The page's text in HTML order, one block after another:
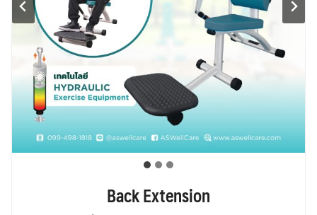
Back Extension